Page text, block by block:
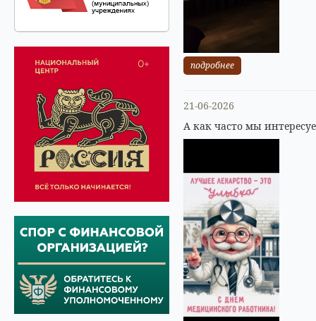
подробнее
21-06-2026
А как часто мы